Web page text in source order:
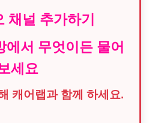
채널 추가하기
에서 무엇이든 물어
세요
캐어랩과 함께 하세요.